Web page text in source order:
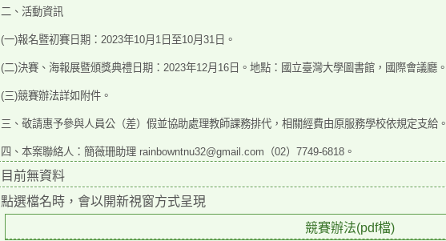
二、活動資訊
(一)報名暨初賽日期：2023年10月1日至10月31日。
(二)決賽、海報展暨頒獎典禮日期：2023年12月16日。地點：國立臺灣大學圖書館，國際會議廳。
(三)競賽辦法詳如附件。
三、敬請惠予參與人員公（差）假並協助處理教師課務排代，相關經費由原服務學校依規定支給。
四、本案聯絡人：簡薇珊助理 rainbowntnu32@gmail.com（02）7749-6818。
目前無資料
點選檔名時，會以開新視窗方式呈現
競賽辦法(pdf檔)